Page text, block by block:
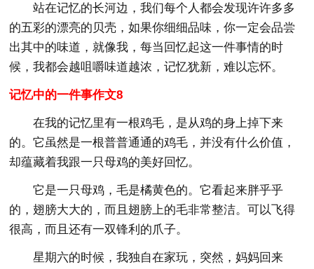
站在记忆的长河边，我们每个人都会发现许许多多
的五彩的漂亮的贝壳，如果你细细品味，你一定会品尝
出其中的味道，就像我，每当回忆起这一件事情的时
候，我都会越咀嚼味道越浓，记忆犹新，难以忘怀。
记忆中的一件事作文8
在我的记忆里有一根鸡毛，是从鸡的身上掉下来
的。它虽然是一根普普通通的鸡毛，并没有什么价值，
却蕴藏着我跟一只母鸡的美好回忆。
它是一只母鸡，毛是橘黄色的。它看起来胖乎乎
的，翅膀大大的，而且翅膀上的毛非常整洁。可以飞得
很高，而且还有一双锋利的爪子。
星期六的时候，我独自在家玩，突然，妈妈回来